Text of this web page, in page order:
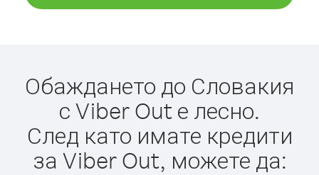
Обаждането до Словакия
с Viber Out е лесно.
След като имате кредити
за Viber Out, можете да: